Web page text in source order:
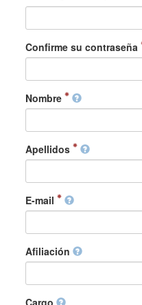
Confirme su contraseña
Nombre
Apellidos
E-mail
Afiliación
Cargo